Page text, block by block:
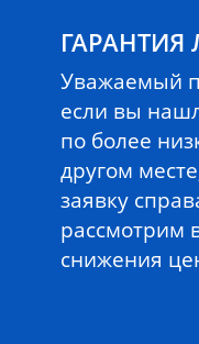
Уважаемый
если вы
по более
другом
заявку
рассмотрим
снижения